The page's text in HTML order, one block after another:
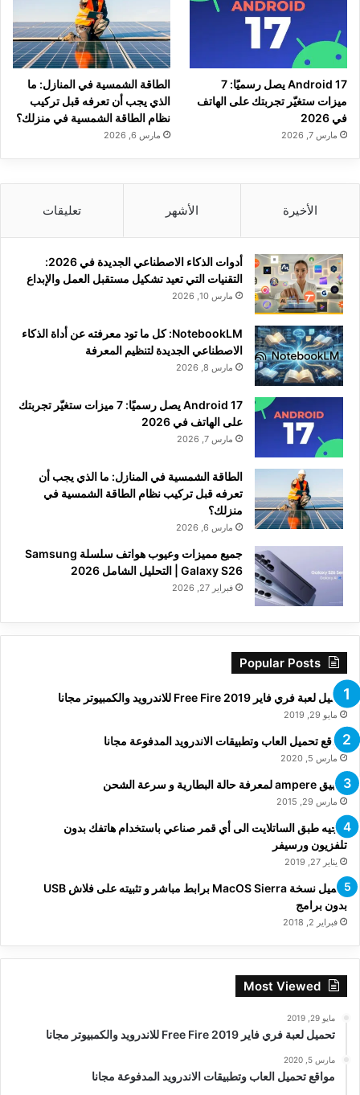
Android 17 يصل رسميًا: 7
ميزات ستغيّر تجربتك على الهاتف
في 2026
مارس 7, 2026
الطاقة الشمسية في المنازل: ما
الذي يجب أن تعرفه قبل تركيب
نظام الطاقة الشمسية في منزلك؟
مارس 6, 2026
الأخيرة الأشهر تعليقات
أدوات الذكاء الاصطناعي الجديدة في 2026:
التقنيات التي تعيد تشكيل مستقبل العمل والإبداع
مارس 10, 2026
NotebookLM: كل ما تود معرفته عن أداة الذكاء
الاصطناعي الجديدة لتنظيم المعرفة
مارس 8, 2026
Android 17 يصل رسميًا: 7 ميزات ستغيّر تجربتك
على الهاتف في 2026
مارس 7, 2026
الطاقة الشمسية في المنازل: ما الذي يجب أن
تعرفه قبل تركيب نظام الطاقة الشمسية في
منزلك؟
مارس 6, 2026
جميع مميزات وعيوب هواتف سلسلة Samsung
Galaxy S26 | التحليل الشامل 2026
فبراير 27, 2026
Popular Posts
تحميل لعبة فري فاير Free Fire 2019 للاندرويد والكمبيوتر مجانا
مايو 29, 2019
مواقع تحميل العاب وتطبيقات الاندرويد المدفوعة مجانا
مارس 5, 2020
تطبيق ampere لمعرفة حالة البطارية و سرعة الشحن
مارس 29, 2015
توجيه طبق الساتلايت الى أي قمر صناعي باستخدام هاتفك بدون
تلفزيون ورسيفر
يناير 27, 2019
تحميل نسخة MacOS Sierra برابط مباشر و تثبيته على فلاش USB
بدون برامج
فبراير 2, 2018
Most Viewed
مايو 29, 2019
تحميل لعبة فري فاير Free Fire 2019 للاندرويد والكمبيوتر مجانا
مارس 5, 2020
مواقع تحميل العاب وتطبيقات الاندرويد المدفوعة مجانا